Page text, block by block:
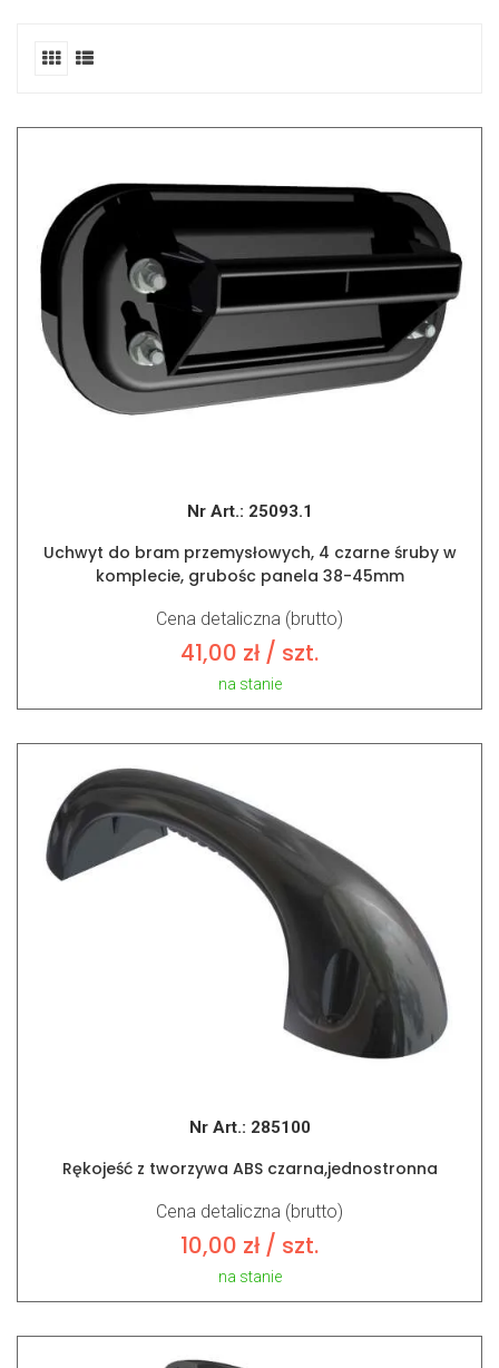
Nr Art.: 25093.1
Uchwyt do bram przemysłowych, 4 czarne śruby w
komplecie, grubośc panela 38-45mm
Cena detaliczna (brutto)
41,00 zł / szt.
na stanie
Nr Art.: 285100
Rękojeść z tworzywa ABS czarna,jednostronna
Cena detaliczna (brutto)
10,00 zł / szt.
na stanie